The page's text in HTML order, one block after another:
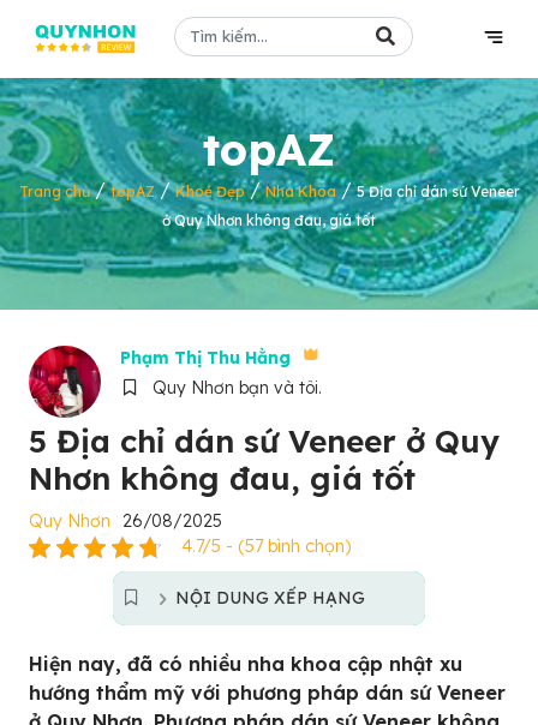
topAZ
Trang chủ/topAZ/Khoẻ Đẹp/Nha Khoa/5 Địa chỉ dán sứ Veneer
ở Quy Nhơn không đau, giá tốt
Phạm Thị Thu Hằng
Quy Nhơn bạn và tôi.
5 Địa chỉ dán sứ Veneer ở Quy
Nhơn không đau, giá tốt
Quy Nhơn
26/08/2025
4.7/5 - (57 bình chọn)
NỘI DUNG XẾP HẠNG
Hiện nay, đã có nhiều nha khoa cập nhật xu
hướng thẩm mỹ với phương pháp dán sứ Veneer